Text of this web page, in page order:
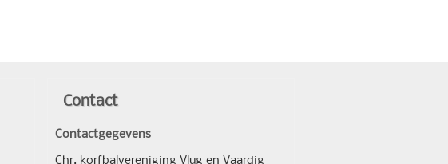
Contact
Contactgegevens
Chr. korfbalvereniging Vlug en Vaardig